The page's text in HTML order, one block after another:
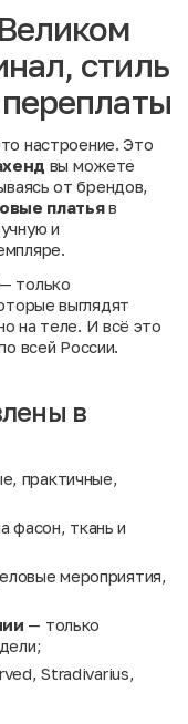
стиль
настроение. Это
вы можете
от брендов,
платьяв
и
только
выглядят
на теле. И всё это
всей России.
в
практичные,
фасон, ткань и
мероприятия,
— только
Stradivarius,